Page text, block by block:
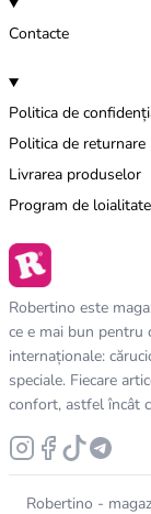
Contacte
Politica de
Politica de returnare
Livrarea produselor
Program de loialitate
Robertino este
ce e mai bun pentru
internaționale:
speciale. Fiecare
confort, astfel încât
Robertino -